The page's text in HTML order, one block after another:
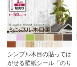
シンプル木目の貼っては
がせる壁紙シール「のり